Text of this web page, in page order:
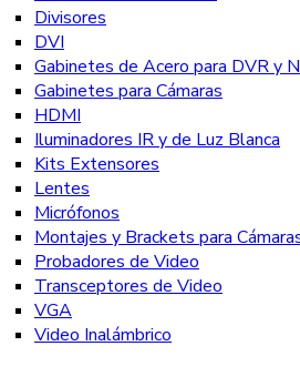
Divisores
DVI
Gabinetes de Acero para DVR y
Gabinetes para Cámaras
HDMI
Iluminadores IR y de Luz Blanca
Kits Extensores
Lentes
Micrófonos
Montajes y Brackets para
Probadores de Video
Transceptores de Video
VGA
Video Inalámbrico